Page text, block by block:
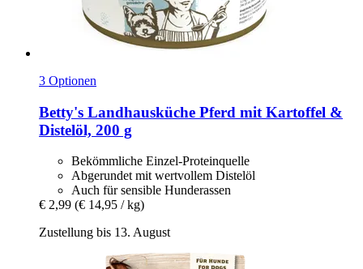
3 Optionen
Betty's Landhausküche Pferd mit Kartoffel &
Distelöl, 200 g
Bekömmliche Einzel-Proteinquelle
Abgerundet mit wertvollem Distelöl
Auch für sensible Hunderassen
€ 2,99 (€ 14,95 / kg)
Zustellung bis 13. August